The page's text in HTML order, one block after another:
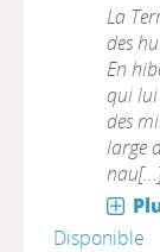
La
des
En
qui lui
des
large
Disponible